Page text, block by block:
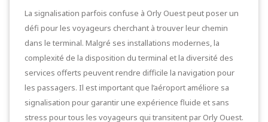
La signalisation parfois confuse à Orly Ouest peut poser un
défi pour les voyageurs cherchant à trouver leur chemin
dans le terminal. Malgré ses installations modernes, la
complexité de la disposition du terminal et la diversité des
services offerts peuvent rendre difficile la navigation pour
les passagers. Il est important que l’aéroport améliore sa
signalisation pour garantir une expérience fluide et sans
stress pour tous les voyageurs qui transitent par Orly Ouest.